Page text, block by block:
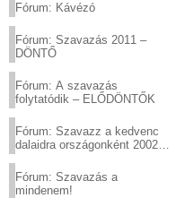
Fórum: Kávézó
Fórum: Szavazás 2011 –
DÖNTŐ
Fórum: A szavazás
folytatódik – ELŐDÖNTŐK
Fórum: Szavazz a kedvenc
dalaidra országonként 2002
Fórum: Szavazás a
mindenem!